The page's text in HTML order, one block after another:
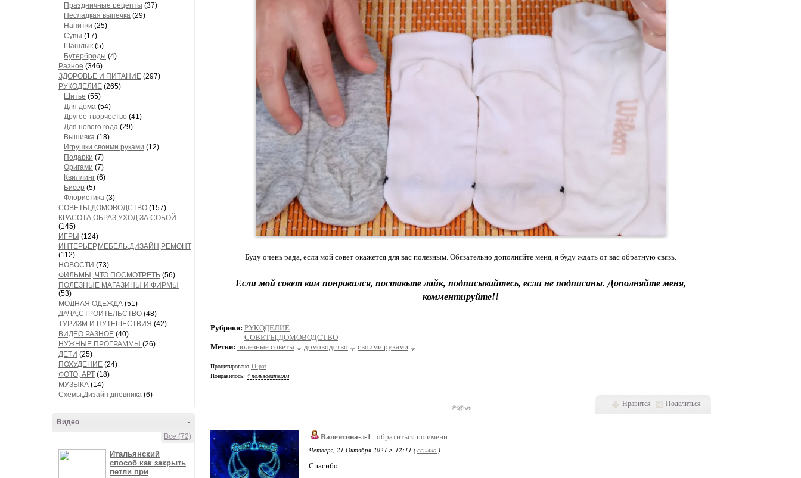
Праздничные рецепты (37)
Несладкая выпечка (29)
Напитки (25)
Супы (17)
Шашлык (5)
Бутерброды (4)
Разное (346)
ЗДОРОВЬЕ И ПИТАНИЕ (297)
РУКОДЕЛИЕ (265)
Шитье (55)
Для дома (54)
Другое творчество (41)
Для нового года (29)
Вышивка (18)
Игрушки своими руками (12)
Подарки (7)
Оригами (7)
Квиллинг (6)
Бисер (5)
Флористика (3)
СОВЕТЫ,ДОМОВОДСТВО (157)
КРАСОТА,ОБРАЗ,УХОД ЗА СОБОЙ
(145)
ИГРЫ (124)
ИНТЕРЬЕР,МЕБЕЛЬ,ДИЗАЙН,РЕМОНТ
(112)
НОВОСТИ (73)
ФИЛЬМЫ, ЧТО ПОСМОТРЕТЬ (56)
ПОЛЕЗНЫЕ МАГАЗИНЫ И ФИРМЫ
(53)
МОДНАЯ ОДЕЖДА (51)
ДАЧА,СТРОИТЕЛЬСТВО (48)
ТУРИЗМ И ПУТЕШЕСТВИЯ (42)
ВИДЕО РАЗНОЕ (40)
НУЖНЫЕ ПРОГРАММЫ (26)
ДЕТИ (25)
ПОХУДЕНИЕ (24)
ФОТО, АРТ (18)
МУЗЫКА (14)
Схемы,Дизайн дневника (6)
-
Видео
Все (72)
Итальянский
способ как закрыть
петли при
Буду очень рада, если мой совет окажется для вас полезным. Обязательно дополняйте меня, я буду ждать от вас обратную связь.
Если мой совет вам понравился, поставьте лайк, подписывайтесь, если не подписаны. Дополняйте меня,
комментируйте!!
Рубрики: РУКОДЕЛИЕ
СОВЕТЫ,ДОМОВОДСТВО
Метки: полезные советы домоводство своими руками
Процитировано 11 раз
Понравилось: 4 пользователям
Нравится Поделиться
Валентина-л-1
обратиться по имени
Четверг, 21 Октября 2021 г. 12:11 (ссылка )
Спасибо.